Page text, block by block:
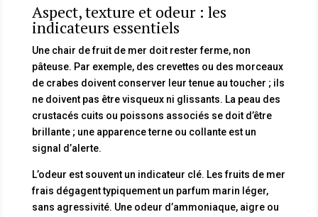
Aspect, texture et odeur : les
indicateurs essentiels
Une chair de fruit de mer doit rester ferme, non
pâteuse. Par exemple, des crevettes ou des morceaux
de crabes doivent conserver leur tenue au toucher ; ils
ne doivent pas être visqueux ni glissants. La peau des
crustacés cuits ou poissons associés se doit d’être
brillante ; une apparence terne ou collante est un
signal d’alerte.
L’odeur est souvent un indicateur clé. Les fruits de mer
frais dégagent typiquement un parfum marin léger,
sans agressivité. Une odeur d’ammoniaque, aigre ou